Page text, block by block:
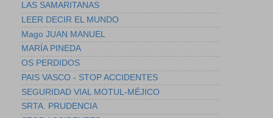
LAS SAMARITANAS
LEER DECIR EL MUNDO
Mago JUAN MANUEL
MARÍA PINEDA
OS PERDIDOS
PAIS VASCO - STOP ACCIDENTES
SEGURIDAD VIAL MOTUL-MÉJICO
SRTA. PRUDENCIA